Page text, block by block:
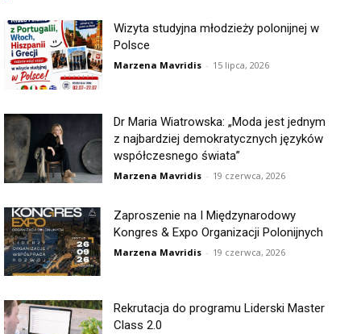
Wizyta studyjna młodzieży polonijnej w
Polsce
Marzena Mavridis - 15 lipca, 2026
Dr Maria Wiatrowska: „Moda jest jednym
z najbardziej demokratycznych języków
współczesnego świata”
Marzena Mavridis - 19 czerwca, 2026
Zaproszenie na I Międzynarodowy
Kongres & Expo Organizacji Polonijnych
Marzena Mavridis - 19 czerwca, 2026
Rekrutacja do programu Liderski Master
Class 2.0